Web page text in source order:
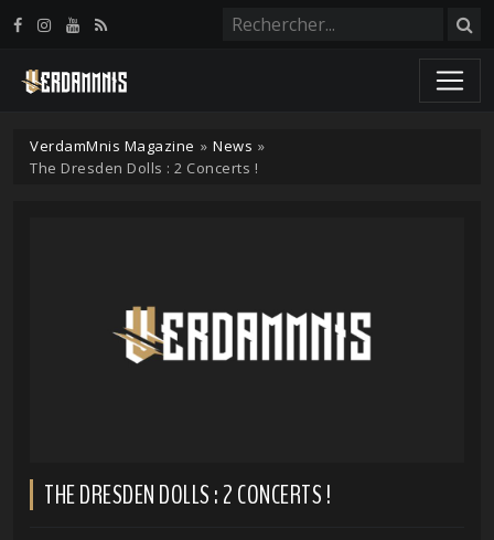
VerdamMnis Magazine » News »
The Dresden Dolls : 2 Concerts !
THE DRESDEN DOLLS : 2 CONCERTS !
Panneau de gestion des cookies